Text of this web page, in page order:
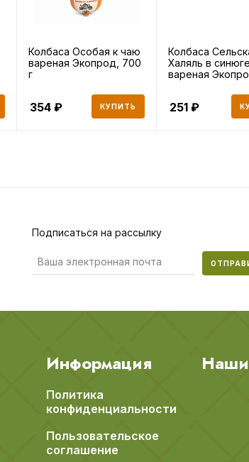
Колбаса Особая к чаю
вареная Экопрод, 700
г
354 КУПИТЬ
Колбаса
Халяль в синюге
вареная
251
Подписаться на рассылку
Информация
Политика
конфиденциальности
Пользовательское
соглашение